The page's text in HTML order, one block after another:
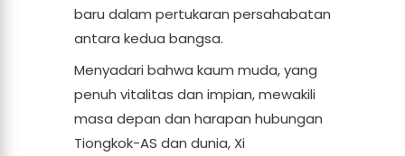
baru dalam pertukaran persahabatan
antara kedua bangsa.
Menyadari bahwa kaum muda, yang
penuh vitalitas dan impian, mewakili
masa depan dan harapan hubungan
Tiongkok-AS dan dunia, Xi